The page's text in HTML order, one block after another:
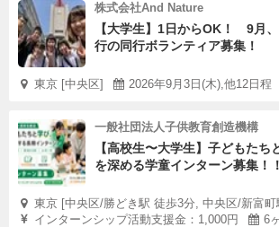
◇キャリア教育に興味のある方、若者支
い方に
◇認定ファシリテーターとしてプログラ
い方に
【受講料】
無料
株式会社And Nature
【大学生】1日からOK！ 9月
行の同行ボランティア募集！
東京 [中央区] 2026年9月3日(木),他12日程
一般社団法人子供教育創造機構
【高校生〜大学生】子どもたち
を深める学童インターン募集！！
東京 [中央区/勝どき駅 徒歩3分, 中央区/新富町
インターンシップ活動支援金：1,000円
6